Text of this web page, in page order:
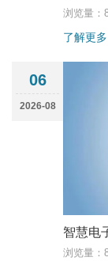
浏览量：
了解更多
06
2026-08
智慧电
浏览量：